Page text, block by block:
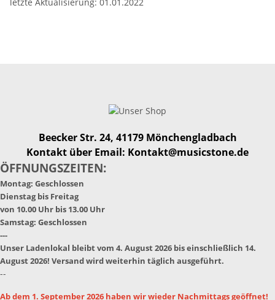
Beecker Str. 24, 41179 Mönchengladbach
Kontakt über Email: Kontakt@musicstone.de
ÖFFNUNGSZEITEN:
Montag: Geschlossen
Dienstag bis Freitag
von 10.00 Uhr bis 13.00 Uhr
Samstag: Geschlossen
---
Unser Ladenlokal bleibt vom 4. August 2026 bis einschließlich 14.
August 2026! Versand wird weiterhin täglich ausgeführt.
--
Ab dem 1. September 2026 haben wir wieder Nachmittags geöffnet!